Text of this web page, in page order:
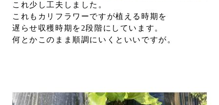
これ少し工夫しました。
これもカリフラワーですが植える時期を
遅らせ収穫時期を2段階にしています。
何とかこのまま順調にいくといいですが。